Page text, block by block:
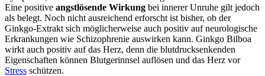
Eine positive angstlösende Wirkung bei innerer Unruhe gilt jedoch
als belegt. Noch nicht ausreichend erforscht ist bisher, ob der
Ginkgo-Extrakt sich möglicherweise auch positiv auf neurologische
Erkrankungen wie Schizophrenie auswirken kann. Ginkgo Bilboa
wirkt auch positiv auf das Herz, denn die blutdrucksenkenden
Eigenschaften können Blutgerinnsel auflösen und das Herz vor
Stress schützen.